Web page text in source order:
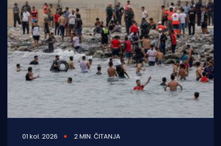
01 kol. 2026 2 MIN. ČITANJA